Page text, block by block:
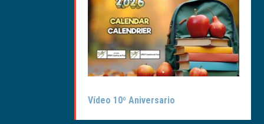
Vídeo 10º Aniversario